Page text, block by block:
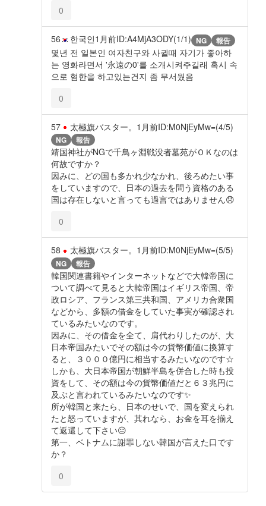
0
56 한국인1月前ID:A4MjA3ODY(1/1) NG 報告
몇년 전 일본인 여자친구와 사귈때 자기가 좋아하
는 영화라면서 '永遠の0'를 소개시켜주길래 혹시 속
으로 혐한을 하고있는건지 좀 무서웠음
0
57 太極旗バスター。 1月前ID:M0NjEyMw=(4/5)
NG 報告
靖国神社がNGで千鳥ヶ淵戦没者墓苑がＯＫなのは
何故ですか？
因みに、どの国も多かれ少なかれ、後ろめたい事
をしていますので、日本の過去を問う資格のある
国は存在しないと言っても過言ではありません😞
0
58 太極旗バスター。 1月前ID:M0NjEyMw=(5/5)
NG 報告
韓国関連書籍やインターネットなどで大韓帝国に
ついて調べて見ると大韓帝国はイギリス帝国、帝
政ロシア、フランス第三共和国、アメリカ合衆国
などから、多額の借金をしていた事実が確認され
ているみたいなのです。
因みに、その借金を全て、肩代わりしたのが、大
日本帝国みたいでその額は今の貨幣価値に換算す
ると、３０００億円に相当するみたいなのです☆
しかも、大日本帝国が朝鮮半島を併合した時も投
資をして、その額は今の貨幣価値だと６３兆円に
及ぶと言われているみたいなのです✨️
所が韓国と来たら、日本のせいで、国を変えられ
たと怒っていますが、其れなら、お金を耳を揃え
て返還して下さい😐️
第一、ベトナムに謝罪しない韓国が言えた口です
か？
0